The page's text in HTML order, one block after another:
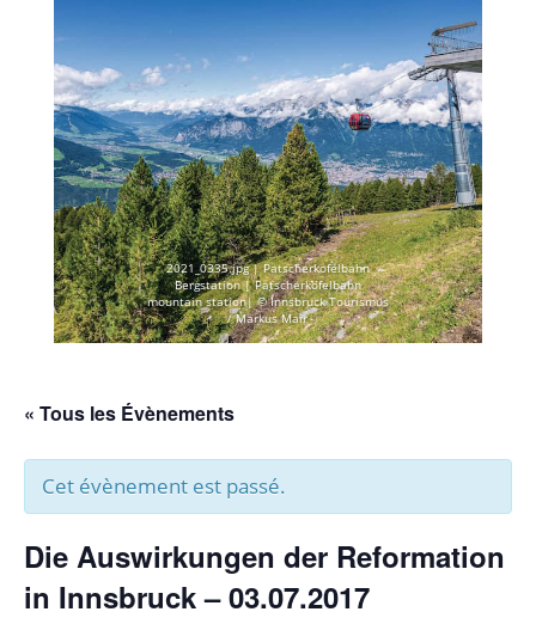
2021_0335.jpg | Patscherkofelbahn
Bergstation | Patscherkofelbahn
mountain station| © Innsbruck Tourismus
/ Markus Mair
« Tous les Évènements
Cet évènement est passé.
Die Auswirkungen der Reformation
in Innsbruck – 03.07.2017